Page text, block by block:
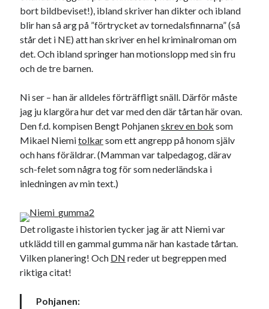
bort bildbeviset!), ibland skriver han dikter och ibland
blir han så arg på ”förtrycket av tornedalsfinnarna” (så
står det i NE) att han skriver en hel kriminalroman om
det. Och ibland springer han motionslopp med sin fru
och de tre barnen.
Ni ser – han är alldeles förträffligt snäll. Därför måste
jag ju klargöra hur det var med den där tårtan här ovan.
Den f.d. kompisen Bengt Pohjanenskrev en bok som
Mikael Niemitolkarsom ett angrepp på honom själv
och hans föräldrar. (Mamman var talpedagog, därav
sch-felet som några tog för som nederländska i
inledningen av min text.)
Det roligaste i historien tycker jag är att Niemi var
utklädd till en gammal gumma när han kastade tårtan.
Vilken planering! Och DN reder ut begreppen med
riktiga citat!
Pohjanen: